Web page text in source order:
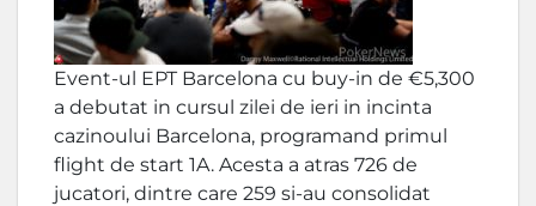
Event-ul EPT Barcelona cu buy-in de €5,300
a debutat in cursul zilei de ieri in incinta
cazinoului Barcelona, programand primul
flight de start 1A. Acesta a atras 726 de
jucatori, dintre care 259 si-au consolidat